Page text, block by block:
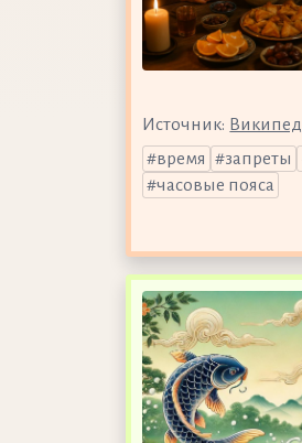
Источник:
время
запреты
часовые пояса